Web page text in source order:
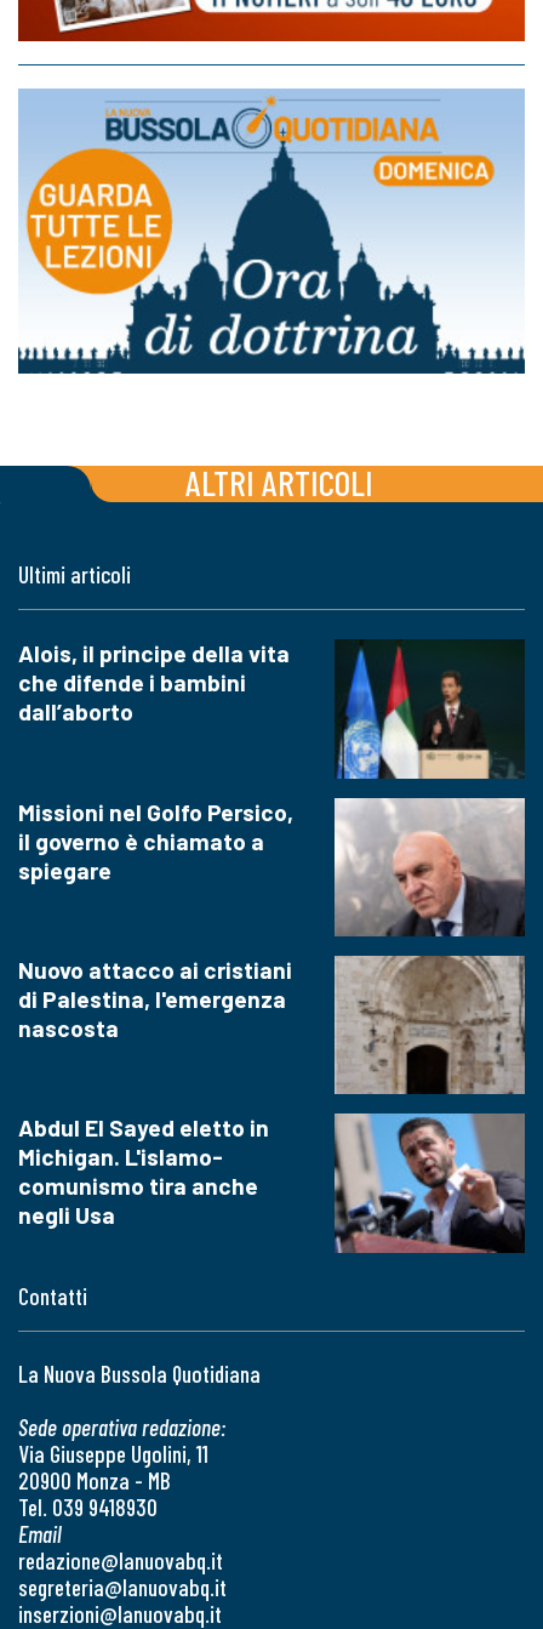
ALTRI ARTICOLI
Contatti
La Nuova Bussola Quotidiana
Sede operativa redazione:
Via Giuseppe Ugolini, 11
20900 Monza - MB
Tel. 039 9418930
Email
redazione@lanuovabq.it
segreteria@lanuovabq.it
inserzioni@lanuovabq.it
Ultimi articoli
Alois, il principe della vita
che difende i bambini
dall’aborto
Missioni nel Golfo Persico,
il governo è chiamato a
spiegare
Nuovo attacco ai cristiani
di Palestina, l'emergenza
nascosta
Abdul El Sayed eletto in
Michigan. L'islamo-
comunismo tira anche
negli Usa